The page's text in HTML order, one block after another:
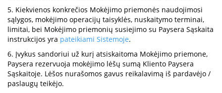
5. Kiekvienos konkrečios Mokėjimo priemonės naudojimosi
sąlygos, mokėjimo operacijų taisyklės, nuskaitymo terminai,
limitai, bei Mokėjimo priemonių susiejimo su Paysera Sąskaita
instrukcijos yra pateikiami Sistemoje.
6. Įvykus sandoriui už kurį atsiskaitoma Mokėjimo priemone,
Paysera rezervuoja mokėjimo lėšų sumą Kliento Paysera
Sąskaitoje. Lėšos nurašomos gavus reikalavimą iš pardavėjo /
paslaugų teikėjo.